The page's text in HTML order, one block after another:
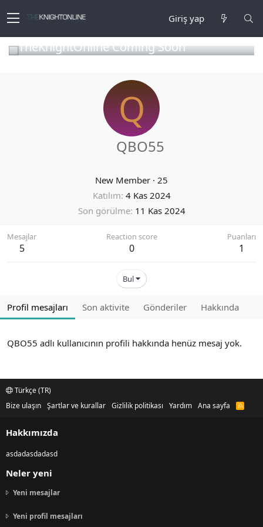
Giriş yap
TheKnightOnline Coming Soon
Q
QBO55
New Member · 25
Katılım 4 Kas 2024
Son görülme 11 Kas 2024
Mesajlar
5
Reaction score
0
Puanları
1
Bul
Profil mesajları Son aktivite Gönderiler Hakkında
QBO55 adlı kullanıcının profili hakkında henüz mesaj yok.
Türkçe (TR)
Bize ulaşın Şartlar ve kurallar Gizlilik politikası Yardım Ana sayfa
R
Hakkımızda
asdadasdadasd
Neler yeni
Yeni mesajlar
Yeni profil mesajları